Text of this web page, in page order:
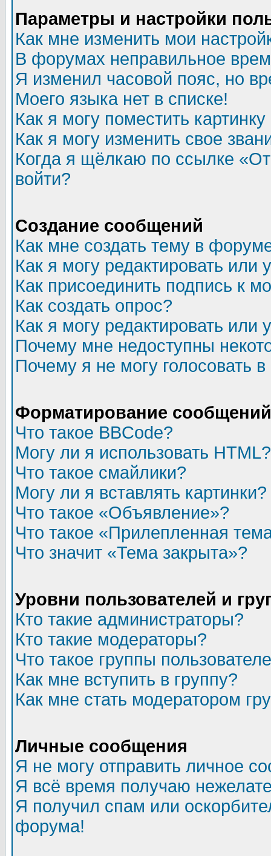
Параметры и настройки
Как мне изменить мои
В форумах неправильное
Я изменил часовой пояс, но
Моего языка нет в списке!
Как я могу поместить
Как я могу изменить свое
Когда я щёлкаю по ссылке
войти?
Создание сообщений
Как мне создать тему в
Как я могу редактировать или
Как присоединить подпись к
Как создать опрос?
Как я могу редактировать или
Почему мне недоступны
Почему я не могу голосовать
Форматирование
Что такое BBCode?
Могу ли я использовать HTML?
Что такое смайлики?
Могу ли я вставлять картинки?
Что такое «Объявление»?
Что такое «Прилепленная
Что значит «Тема закрыта»?
Уровни пользователей и
Кто такие администраторы?
Кто такие модераторы?
Что такое группы
Как мне вступить в группу?
Как мне стать модератором
Личные сообщения
Я не могу отправить личное
Я всё время получаю
Я получил спам или
форума!